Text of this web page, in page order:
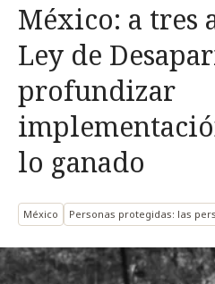
México: a tres
Ley de
profundizar
lo ganado
México Personas protegidas: las